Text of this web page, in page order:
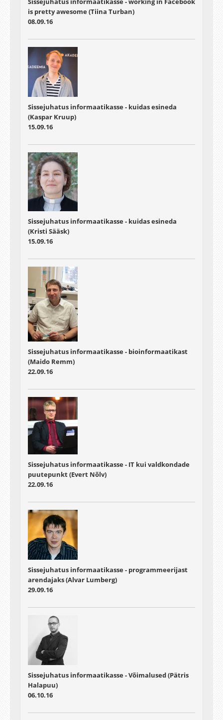
is pretty awesome (Tiina Turban)
08.09.16
Sissejuhatus informaatikasse - kuidas esineda
(Kaspar Kruup)
15.09.16
Sissejuhatus informaatikasse - kuidas esineda
(Kristi Sääsk)
15.09.16
Sissejuhatus informaatikasse - bioinformaatikast
(Maido Remm)
22.09.16
Sissejuhatus informaatikasse - IT kui valdkondade
puutepunkt (Evert Nõlv)
22.09.16
Sissejuhatus informaatikasse - programmeerijast
arendajaks (Alvar Lumberg)
29.09.16
Sissejuhatus informaatikasse - Võimalused (Pätris
Halapuu)
06.10.16